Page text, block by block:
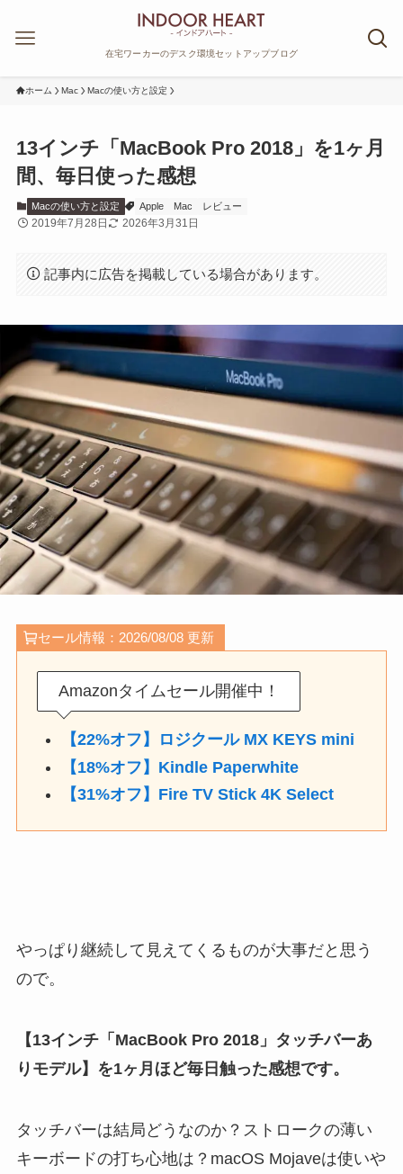
在宅ワーカーのデスク環境セットアップブログ
ホーム Mac Macの使い方と設定
13インチ「MacBook Pro 2018」を1ヶ月
間、毎日使った感想
Macの使い方と設定 Apple Mac レビュー
2019年7月28日 2026年3月31日
記事内に広告を掲載している場合があります。
セール情報：2026/08/08 更新
Amazonタイムセール開催中！
【22%オフ】ロジクール MX KEYS mini
【18%オフ】Kindle Paperwhite
【31%オフ】Fire TV Stick 4K Select
やっぱり継続して見えてくるものが大事だと思う
ので。
【13インチ「MacBook Pro 2018」タッチバーあ
りモデル】を1ヶ月ほど毎日触った感想です。
タッチバーは結局どうなのか？ストロークの薄い
キーボードの打ち心地は？macOS Mojaveは使いや